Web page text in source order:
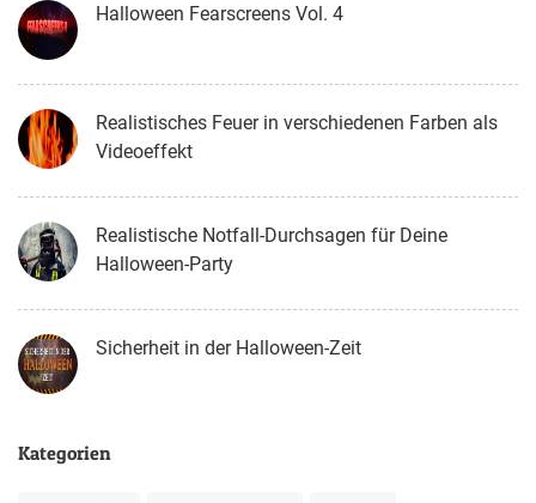
Halloween Fearscreens Vol. 4
Realistisches Feuer in verschiedenen Farben als
Videoeffekt
Realistische Notfall-Durchsagen für Deine
Halloween-Party
Sicherheit in der Halloween-Zeit
Kategorien